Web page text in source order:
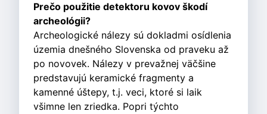
Prečo použitie detektoru kovov škodí
archeológii?
Archeologické nálezy sú dokladmi osídlenia
územia dnešného Slovenska od praveku až
po novovek. Nálezy v prevažnej väčšine
predstavujú keramické fragmenty a
kamenné úštepy, t.j. veci, ktoré si laik
všimne len zriedka. Popri týchto